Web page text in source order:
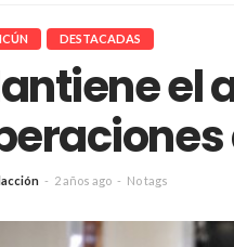
DESTACADAS
el
2 años ago No tags